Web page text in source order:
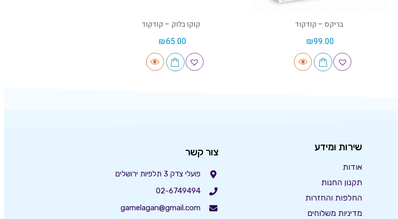
בריקס – קודקוד
₪99.00
קוקו בלוק – קודקוד
₪65.00
שירות ומידע
אודות
תקנון החנות
החלפות והחזרות
מדיניות משלוחים
צור קשר
פועלי צדק 3 תלפיות ירושלים
02-6749494
gamelagan@gmail.com